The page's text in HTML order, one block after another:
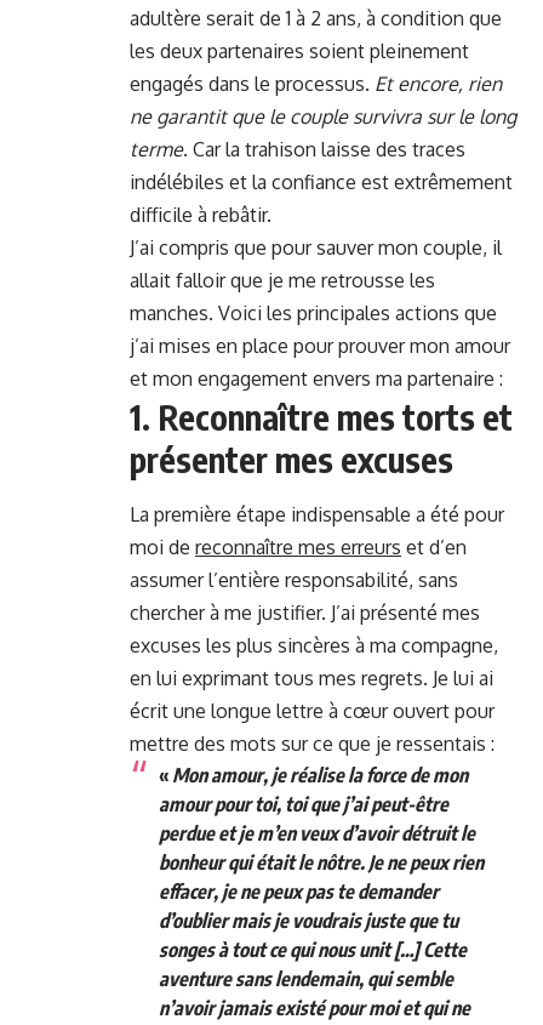
adultère serait de 1 à 2 ans, à condition que
les deux partenaires soient pleinement
engagés dans le processus. Et encore, rien
ne garantit que le couple survivra sur le long
terme. Car la trahison laisse des traces
indélébiles et la confiance est extrêmement
difficile à rebâtir.
J’ai compris que pour sauver mon couple, il
allait falloir que je me retrousse les
manches. Voici les principales actions que
j’ai mises en place pour prouver mon amour
et mon engagement envers ma partenaire :
1. Reconnaître mes torts et
présenter mes excuses
La première étape indispensable a été pour
moi de reconnaître mes erreurs et d’en
assumer l’entière responsabilité, sans
chercher à me justifier. J’ai présenté mes
excuses les plus sincères à ma compagne,
en lui exprimant tous mes regrets. Je lui ai
écrit une longue lettre à cœur ouvert pour
mettre des mots sur ce que je ressentais :
« Mon amour, je réalise la force de mon
amour pour toi, toi que j’ai peut-être
perdue et je m’en veux d’avoir détruit le
bonheur qui était le nôtre. Je ne peux rien
effacer, je ne peux pas te demander
d’oublier mais je voudrais juste que tu
songes à tout ce qui nous unit […] Cette
aventure sans lendemain, qui semble
n’avoir jamais existé pour moi et qui ne